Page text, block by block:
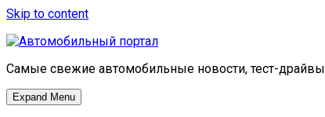
Skip to content
Самые свежие автомобильные новости, тест-драйвы
Expand Menu